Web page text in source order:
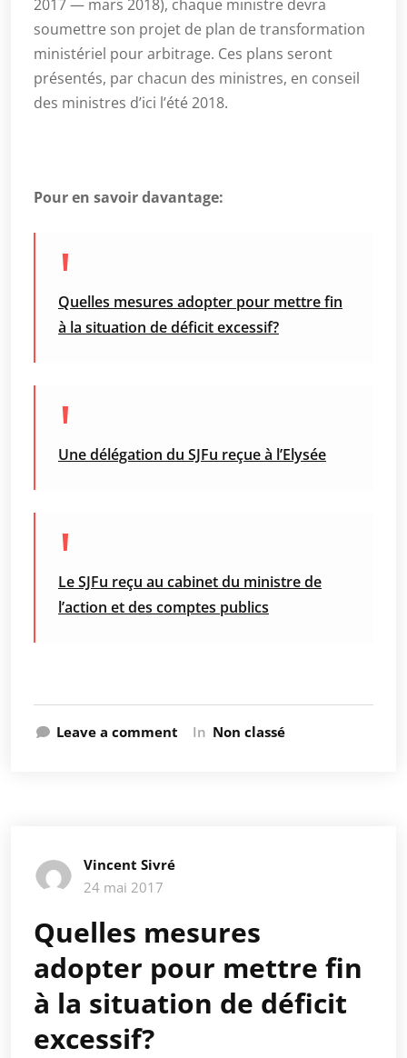
2017 — mars 2018), chaque ministre devra
soumettre son projet de plan de transformation
ministériel pour arbitrage. Ces plans seront
présentés, par chacun des ministres, en conseil
des ministres d’ici l’été 2018.
Pour en savoir davantage:
Quelles mesures adopter pour mettre fin
à la situation de déficit excessif?
Une délégation du SJFu reçue à l’Elysée
Le SJFu reçu au cabinet du ministre de
l’action et des comptes publics
Leave a comment In Non classé
Vincent Sivré
24 mai 2017
Quelles mesures
adopter pour mettre fin
à la situation de déficit
excessif?